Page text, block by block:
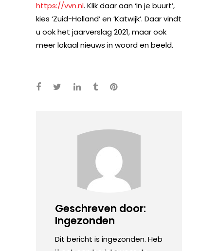
https://vvn.nl. Klik daar aan ‘In je buurt’,
kies ‘Zuid-Holland’ en ‘Katwijk’. Daar vindt
u ook het jaarverslag 2021, maar ook
meer lokaal nieuws in woord en beeld.
Geschreven door:
Ingezonden
Dit bericht is ingezonden. Heb